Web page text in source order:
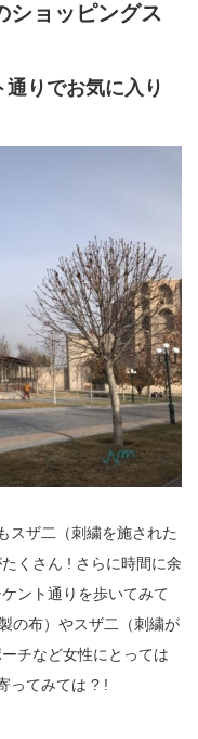
ショッピングス
りでお気に入り
スザ二（刺繍を施された
くさん ! さらに時間に余
ント通りを歩いてみて
の布）やスザ二（刺繍が
チなど女性にとっては
ってみては ? !